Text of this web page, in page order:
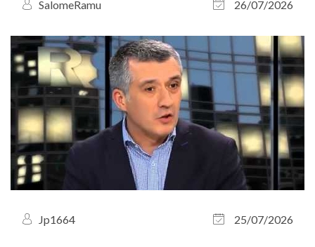
SalomeRamu 26/07/2026
Jp1664 25/07/2026